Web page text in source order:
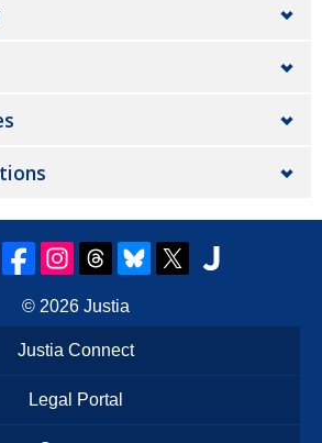
© 2026 Justia
Justia Connect
Legal Portal